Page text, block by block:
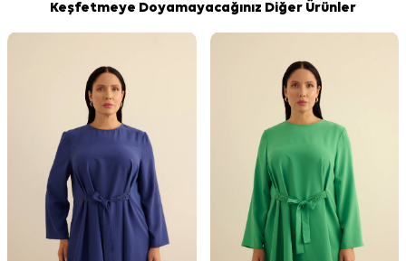
Keşfetmeye Doyamayacağınız Diğer Ürünler